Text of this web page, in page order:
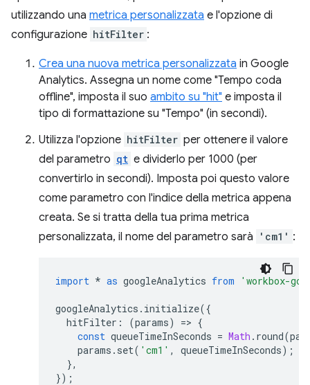
utilizzando una metrica personalizzata e l'opzione di
configurazione hitFilter :
Crea una nuova metrica personalizzata in Google
Analytics. Assegna un nome come "Tempo coda
offline", imposta il suo ambito su "hit" e imposta il
tipo di formattazione su "Tempo" (in secondi).
Utilizza l'opzione hitFilter per ottenere il valore
del parametro qt e dividerlo per 1000 (per
convertirlo in secondi). Imposta poi questo valore
come parametro con l'indice della metrica appena
creata. Se si tratta della tua prima metrica
personalizzata, il nome del parametro sarà
'cm1' :
import * as googleAnalytics from 'workbox-
googleAnalytics . initialize({
hitFilter : (params) => {
const queueTimeInSeconds = Math . round(
params . set( 'cm1' , queueTimeInSeconds);
},
});